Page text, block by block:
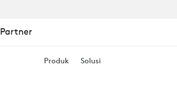
Partner
Produk Solusi